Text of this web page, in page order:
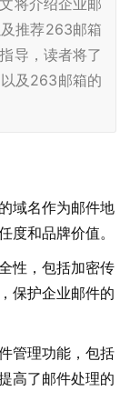
将介绍企业邮
推荐263邮箱
导，读者将了
及263邮箱的
域名作为邮件地
度和品牌价值。
性，包括加密传
保护企业邮件的
管理功能，包括
高了邮件处理的